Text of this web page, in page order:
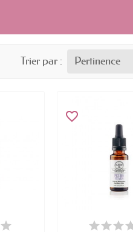
Trier par : Pertinence
favorite_border